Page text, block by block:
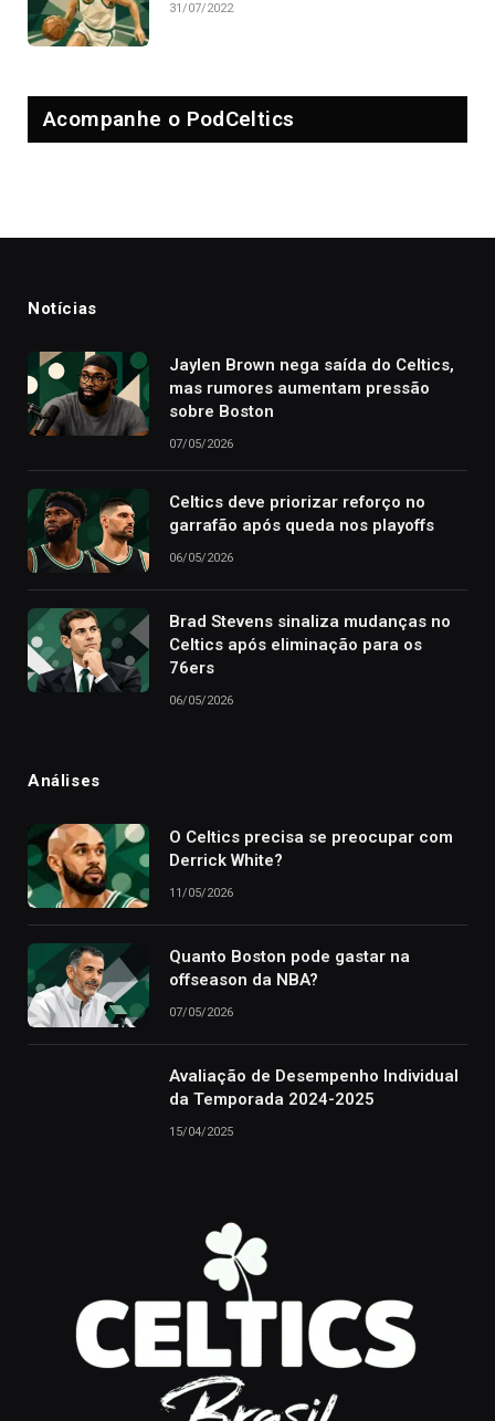
31/07/2022
Acompanhe o PodCeltics
Notícias
Jaylen Brown nega saída do Celtics,
mas rumores aumentam pressão
sobre Boston
07/05/2026
Celtics deve priorizar reforço no
garrafão após queda nos playoffs
06/05/2026
Brad Stevens sinaliza mudanças no
Celtics após eliminação para os
76ers
06/05/2026
Análises
O Celtics precisa se preocupar com
Derrick White?
11/05/2026
Quanto Boston pode gastar na
offseason da NBA?
07/05/2026
Avaliação de Desempenho Individual
da Temporada 2024-2025
15/04/2025